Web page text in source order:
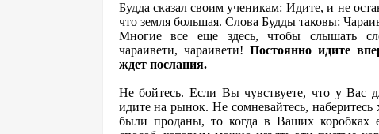
Будда сказал своим ученикам: Идите, и не
что земля большая. Слова Будды таковы:
Многие все еще здесь, чтобы слышать
чараивети, чараивети! Постоянно идите
ждет послания.
Не бойтесь. Если Вы чувствуете, что у Вас
идите на рынок. Не сомневайтесь,
были проданы, то когда в Ваших коробках